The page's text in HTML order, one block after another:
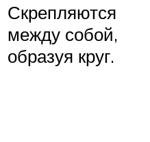
Скрепляются
между собой,
образуя круг.